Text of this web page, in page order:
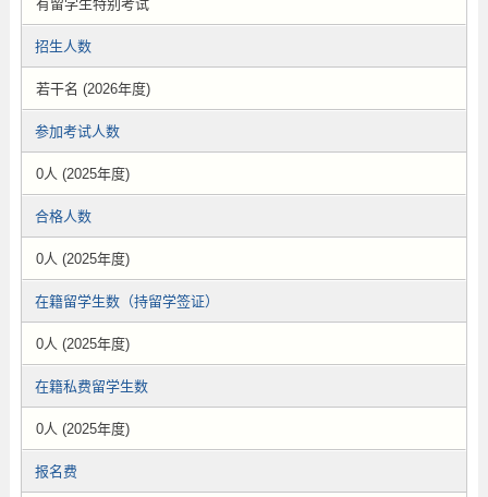
有留学生特别考试
招生人数
若干名 (2026年度)
参加考试人数
0人 (2025年度)
合格人数
0人 (2025年度)
在籍留学生数（持留学签证）
0人 (2025年度)
在籍私费留学生数
0人 (2025年度)
报名费